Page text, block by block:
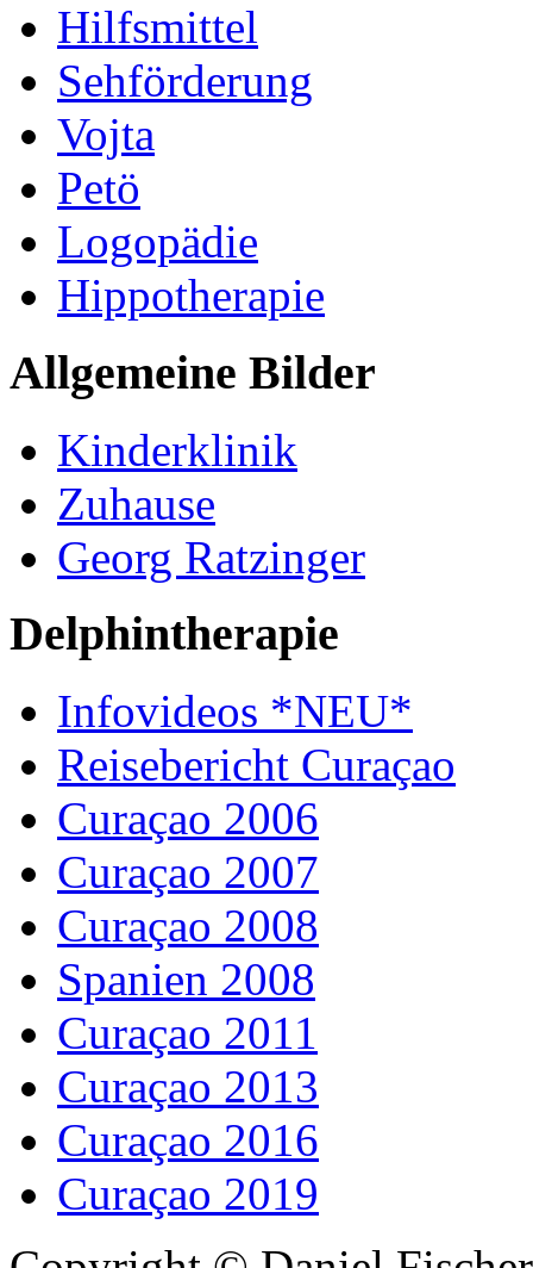
Hilfsmittel
Sehförderung
Vojta
Petö
Logopädie
Hippotherapie
Allgemeine Bilder
Kinderklinik
Zuhause
Georg Ratzinger
Delphintherapie
Infovideos *NEU*
Reisebericht Curaçao
Curaçao 2006
Curaçao 2007
Curaçao 2008
Spanien 2008
Curaçao 2011
Curaçao 2013
Curaçao 2016
Curaçao 2019